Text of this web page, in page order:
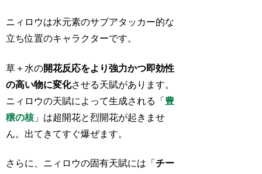
ニィロウは水元素のサブアタッカー的な
立ち位置のキャラクターです。
草＋水の開花反応をより強力かつ即効性
の高い物に変化させる天賦があります。
ニィロウの天賦によって生成される「 豊
穣の核」は超開花と烈開花が起きませ
ん。出てきてすぐ爆ぜます。
さらに、ニィロウの固有天賦には「チー